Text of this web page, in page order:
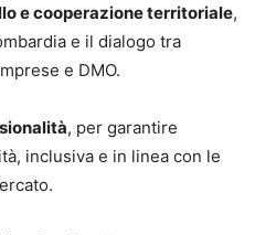
e cooperazione territoriale,
e il dialogo tra
e DMO.
, per garantire
inclusiva e in linea con le